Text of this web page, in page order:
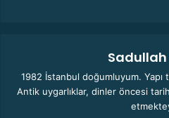
1982 İstanbul doğumluyum. Yapı
Antik uygarlıklar, dinler öncesi